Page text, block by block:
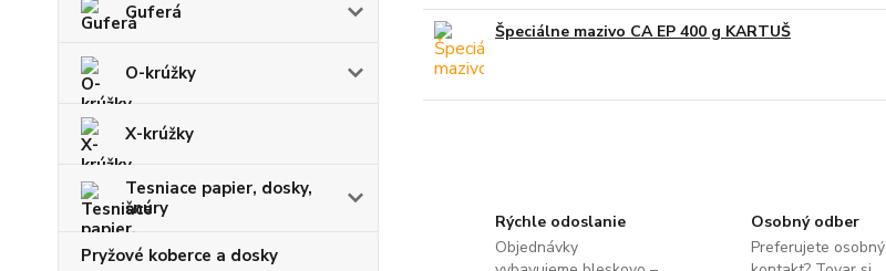
Guferá
O-krúžky
X-krúžky
Tesniace papier, dosky,
šnúry
Pryžové koberce a dosky
Špeciálne mazivo CA EP 400 g KARTUŠ
Rýchle odoslanie
Objednávky
Osobný odber
Preferujete osobný